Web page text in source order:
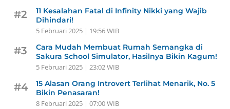
#2
11 Kesalahan Fatal di Infinity Nikki yang Wajib
Dihindari!
5 Februari 2025 | 19:56 WIB
#3
Cara Mudah Membuat Rumah Semangka di
Sakura School Simulator, Hasilnya Bikin Kagum!
5 Februari 2025 | 23:02 WIB
#4
15 Alasan Orang Introvert Terlihat Menarik, No. 5
Bikin Penasaran!
8 Februari 2025 | 07:00 WIB